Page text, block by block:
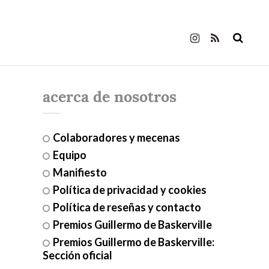
acerca de nosotros
Colaboradores y mecenas
Equipo
Manifiesto
Política de privacidad y cookies
Política de reseñas y contacto
Premios Guillermo de Baskerville
Premios Guillermo de Baskerville:
Sección oficial